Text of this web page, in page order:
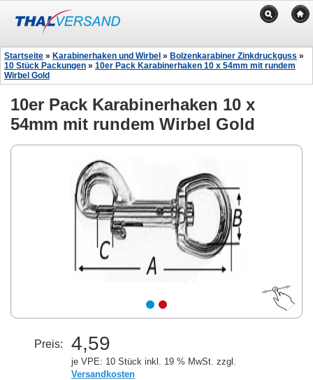
Startseite » Karabinerhaken und Wirbel » Bolzenkarabiner Zinkdruckguss »
10 Stück Packungen » 10er Pack Karabinerhaken 10 x 54mm mit rundem
Wirbel Gold
10er Pack Karabinerhaken 10 x
54mm mit rundem Wirbel Gold
Preis: 4,59
je VPE: 10 Stück inkl. 19 % MwSt. zzgl.
Versandkosten